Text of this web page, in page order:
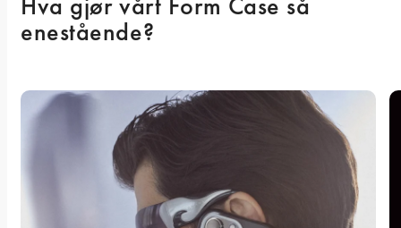
enestående?